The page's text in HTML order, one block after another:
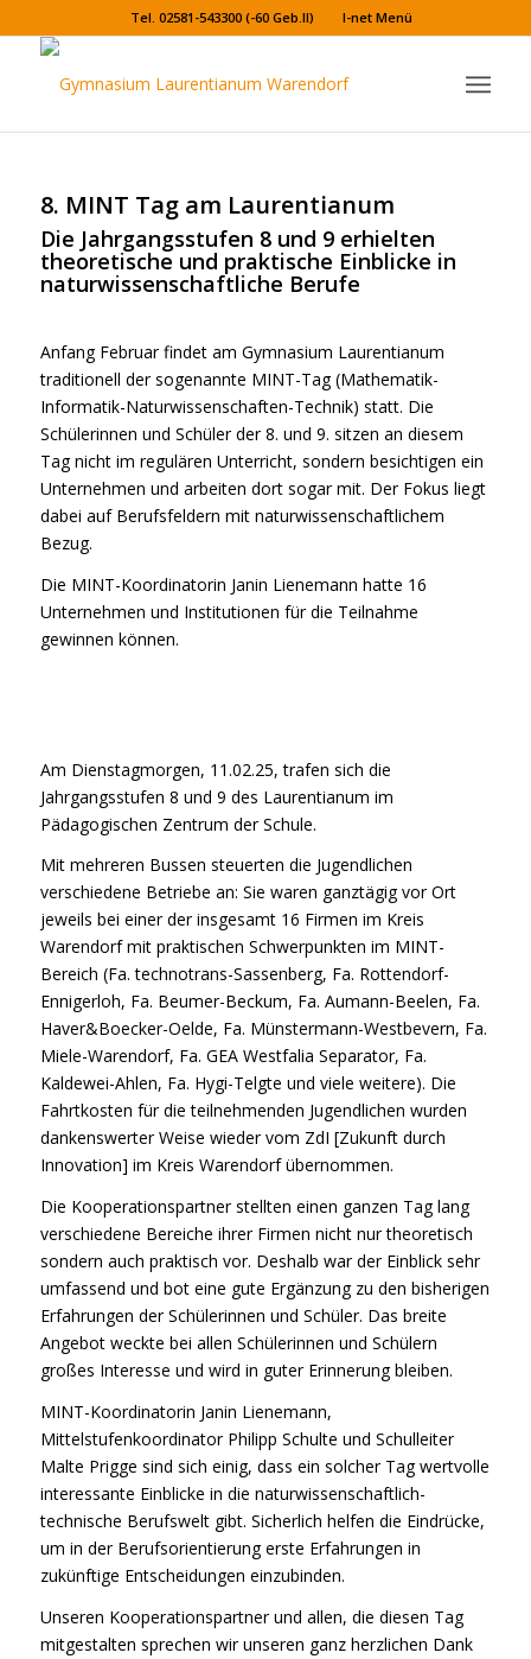
Tel. 02581-543300 (-60 Geb.II) I-net Menü
8. MINT Tag am Laurentianum
Die Jahrgangsstufen 8 und 9 erhielten
theoretische und praktische Einblicke in
naturwissenschaftliche Berufe
Anfang Februar findet am Gymnasium Laurentianum
traditionell der sogenannte MINT-Tag (Mathematik-
Informatik-Naturwissenschaften-Technik) statt. Die
Schülerinnen und Schüler der 8. und 9. sitzen an diesem
Tag nicht im regulären Unterricht, sondern besichtigen ein
Unternehmen und arbeiten dort sogar mit. Der Fokus liegt
dabei auf Berufsfeldern mit naturwissenschaftlichem
Bezug.
Die MINT-Koordinatorin Janin Lienemann hatte 16
Unternehmen und Institutionen für die Teilnahme
gewinnen können.
Am Dienstagmorgen, 11.02.25, trafen sich die
Jahrgangsstufen 8 und 9 des Laurentianum im
Pädagogischen Zentrum der Schule.
Mit mehreren Bussen steuerten die Jugendlichen
verschiedene Betriebe an: Sie waren ganztägig vor Ort
jeweils bei einer der insgesamt 16 Firmen im Kreis
Warendorf mit praktischen Schwerpunkten im MINT-
Bereich (Fa. technotrans-Sassenberg, Fa. Rottendorf-
Ennigerloh, Fa. Beumer-Beckum, Fa. Aumann-Beelen, Fa.
Haver&Boecker-Oelde, Fa. Münstermann-Westbevern, Fa.
Miele-Warendorf, Fa. GEA Westfalia Separator, Fa.
Kaldewei-Ahlen, Fa. Hygi-Telgte und viele weitere). Die
Fahrtkosten für die teilnehmenden Jugendlichen wurden
dankenswerter Weise wieder vom ZdI [Zukunft durch
Innovation] im Kreis Warendorf übernommen.
Die Kooperationspartner stellten einen ganzen Tag lang
verschiedene Bereiche ihrer Firmen nicht nur theoretisch
sondern auch praktisch vor. Deshalb war der Einblick sehr
umfassend und bot eine gute Ergänzung zu den bisherigen
Erfahrungen der Schülerinnen und Schüler. Das breite
Angebot weckte bei allen Schülerinnen und Schülern
großes Interesse und wird in guter Erinnerung bleiben.
MINT-Koordinatorin Janin Lienemann,
Mittelstufenkoordinator Philipp Schulte und Schulleiter
Malte Prigge sind sich einig, dass ein solcher Tag wertvolle
interessante Einblicke in die naturwissenschaftlich-
technische Berufswelt gibt. Sicherlich helfen die Eindrücke,
um in der Berufsorientierung erste Erfahrungen in
zukünftige Entscheidungen einzubinden.
Unseren Kooperationspartner und allen, die diesen Tag
mitgestalten sprechen wir unseren ganz herzlichen Dank